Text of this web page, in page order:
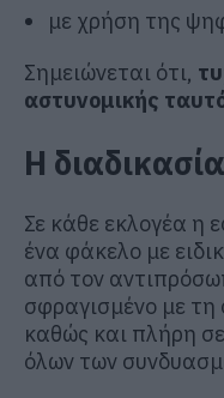
με χρήση της
Σημειώνεται ότι,
αστυνομικής
Η διαδικασία
Σε κάθε εκλογέα η
ένα φάκελο με
από τον
σφραγισμένο με τη
καθώς και πλήρη
όλων των